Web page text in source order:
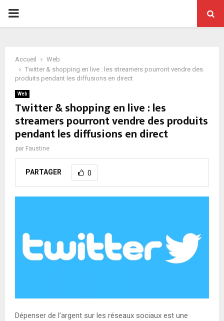
PRIMARY
Accueil
Web
Twitter & shopping en live : les streamers pourront vendre des
produits pendant les diffusions en direct
Web
Twitter & shopping en live : les
streamers pourront vendre des produits
pendant les diffusions en direct
par Faustine
PARTAGER 0
Dépenser de l’argent sur les réseaux sociaux est une